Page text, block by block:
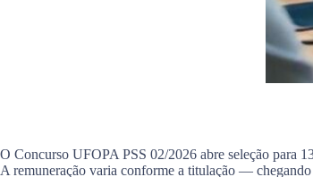
O Concurso UFOPA PSS 02/2026 abre seleção para
A remuneração varia conforme a titulação —